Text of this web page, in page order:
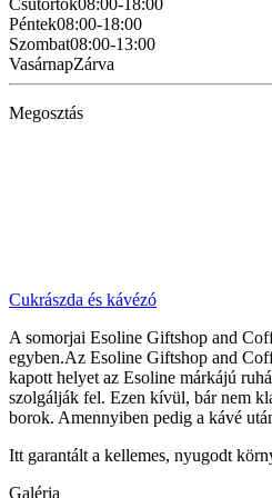
Csütörtök08:00-18:00
Péntek08:00-18:00
Szombat08:00-13:00
VasárnapZárva
Megosztás
Cukrászda és kávézó
A somorjai Esoline Giftshop and
egyben.Az Esoline Giftshop and
kapott helyet az Esoline márkájú
szolgálják fel. Ezen kívül, bár nem
borok. Amennyiben pedig a kávé
Itt garantált a kellemes, nyugodt
Galéria